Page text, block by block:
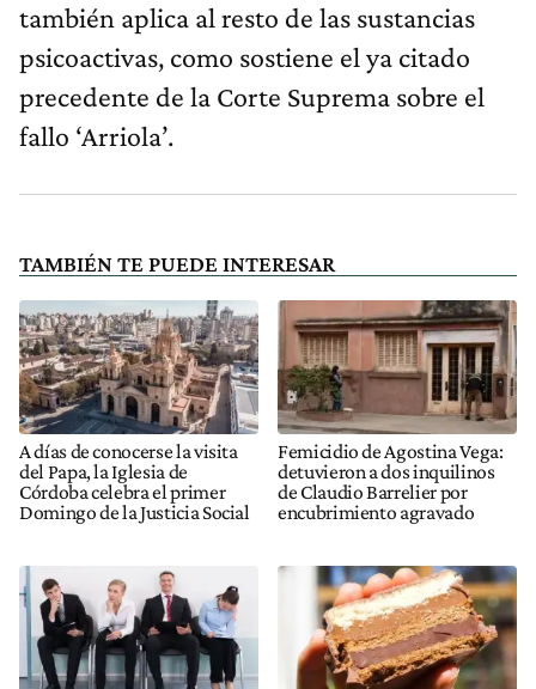
también aplica al resto de las sustancias
psicoactivas, como sostiene el ya citado
precedente de la Corte Suprema sobre el
fallo ‘Arriola’.
TAMBIÉN TE PUEDE INTERESAR
A días de conocerse la visita
del Papa, la Iglesia de
Córdoba celebra el primer
Domingo de la Justicia Social
Femicidio de Agostina Vega:
detuvieron a dos inquilinos
de Claudio Barrelier por
encubrimiento agravado